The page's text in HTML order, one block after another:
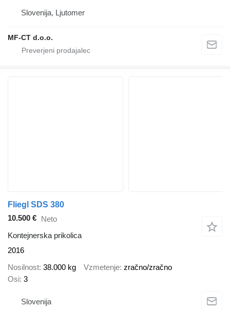
Slovenija, Ljutomer
MF-CT d.o.o.
Fliegl SDS 380
10.500 € Neto
Kontejnerska prikolica
2016
Nosilnost 38.000 kg Vzmetenje zračno/zračno
Osi 3
Slovenija